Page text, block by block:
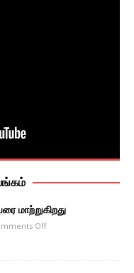
மாற்றுகிறது
Off